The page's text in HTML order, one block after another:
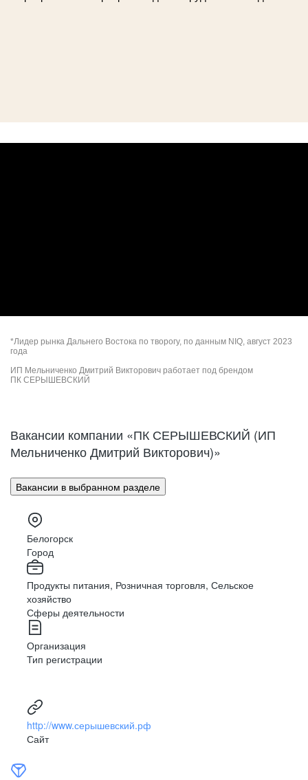
*Лидер рынка Дальнего Востока по творогу, по данным NIQ, август 2023
года
ИП Мельниченко Дмитрий Викторович работает под брендом
ПК СЕРЫШЕВСКИЙ
Вакансии компании «ПК СЕРЫШЕВСКИЙ (ИП
Мельниченко Дмитрий Викторович)»
Вакансии в выбранном разделе
Белогорск
Город
Продукты питания, Розничная торговля, Сельское
хозяйство
Сферы деятельности
Организация
Тип регистрации
http://www.серышевский.рф
Сайт